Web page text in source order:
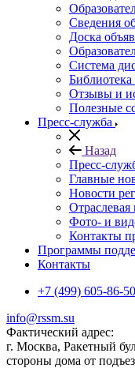
Сведения
Доска
Система
Отзывы и
Полезные
Пресс-служба
Назад
Пресс-
Главные
Новости
Фото- и
Контакты
Программы
Контакты
+7 (499) 605-86-50
info@rssm.su
Фактический адрес:
г. Москва, Ракетный
стороны дома от